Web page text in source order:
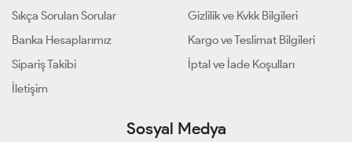
Sıkça Sorulan Sorular
Banka Hesaplarımız
Sipariş Takibi
İletişim
Gizlilik ve Kvkk Bilgileri
Kargo ve Teslimat Bilgileri
İptal ve İade Koşulları
Sosyal Medya